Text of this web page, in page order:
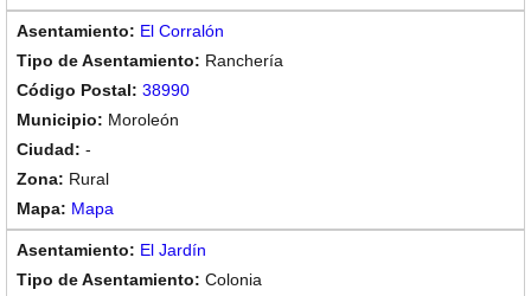
El Corralón
Ranchería
38990
Moroleón
-
Rural
Mapa
El Jardín
Colonia